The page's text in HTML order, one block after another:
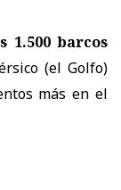
1.500 barcos
(el Golfo)
más en el